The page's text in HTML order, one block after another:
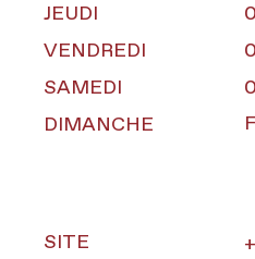
JEUDI
VENDREDI
SAMEDI
DIMANCHE
SITE